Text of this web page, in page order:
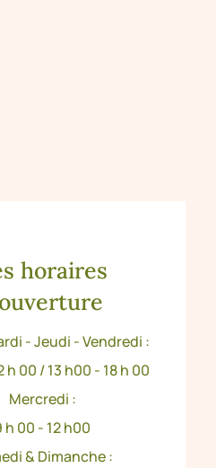
horaires
- Jeudi - Vendredi :
h 00 / 13 h00 - 18 h 00
Mercredi :
h 00 - 12 h00
& Dimanche :